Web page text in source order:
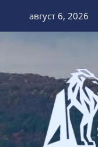
август 6, 2026